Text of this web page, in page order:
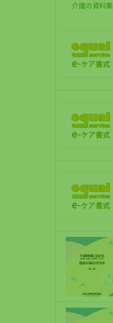
介護の資料集